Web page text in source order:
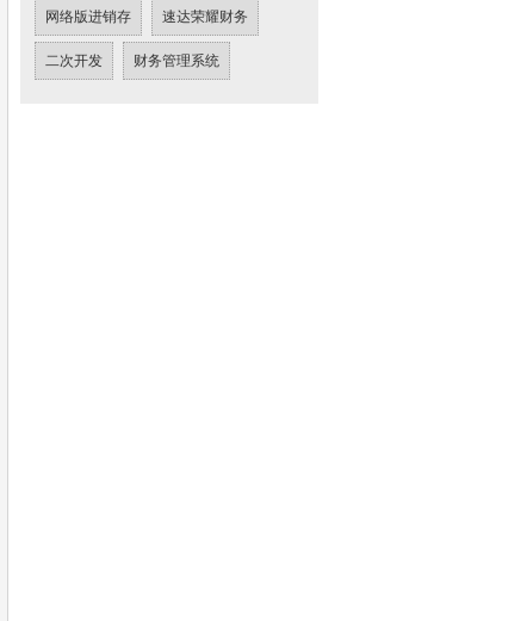
网络版进销存 速达荣耀财务
二次开发 财务管理系统